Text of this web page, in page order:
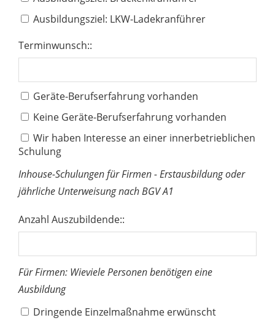
Ausbildungsziel: LKW-Ladekranführer
Terminwunsch::
Geräte-Berufserfahrung vorhanden
Keine Geräte-Berufserfahrung vorhanden
Wir haben Interesse an einer innerbetrieblichen
Schulung
Inhouse-Schulungen für Firmen - Erstausbildung oder
jährliche Unterweisung nach BGV A1
Anzahl Auszubildende::
Für Firmen: Wieviele Personen benötigen eine
Ausbildung
Dringende Einzelmaßnahme erwünscht